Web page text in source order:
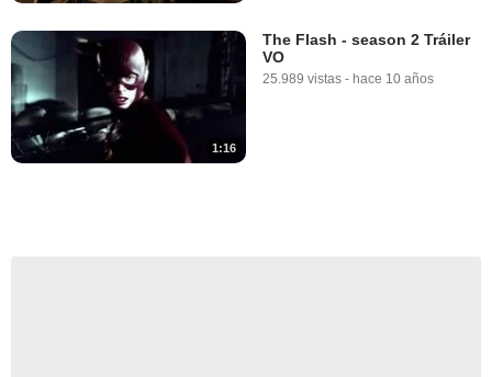
1:16
The Flash - season 2 Tráiler
VO
25.989 vistas - hace 10 años